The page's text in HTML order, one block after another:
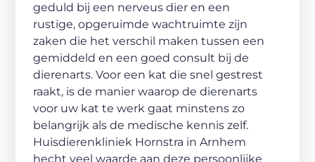
geduld bij een nerveus dier en een
rustige, opgeruimde wachtruimte zijn
zaken die het verschil maken tussen een
gemiddeld en een goed consult bij de
dierenarts. Voor een kat die snel gestrest
raakt, is de manier waarop de dierenarts
voor uw kat te werk gaat minstens zo
belangrijk als de medische kennis zelf.
Huisdierenkliniek Hornstra in Arnhem
hecht veel waarde aan deze persoonlijke